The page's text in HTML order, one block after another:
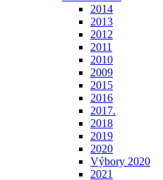
2014
2013
2012
2011
2010
2009
2015
2016
2017.
2018
2019
2020
Výbory 2020
2021